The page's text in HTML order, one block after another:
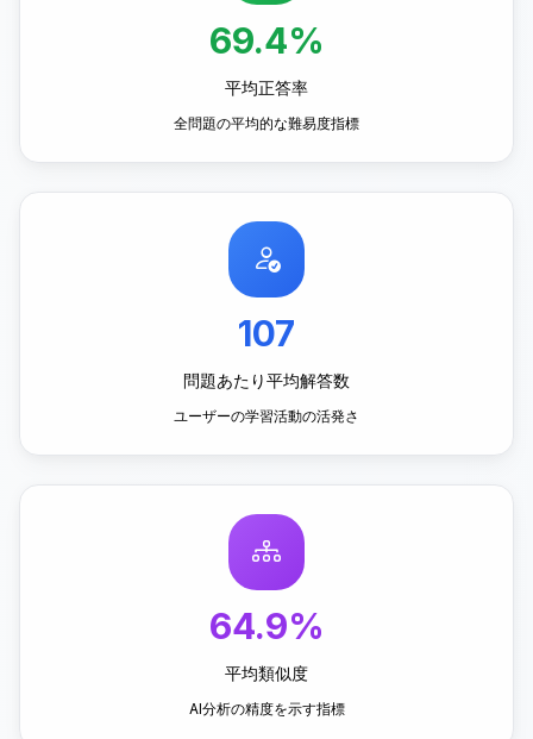
69.4%
平均正答率
全問題の平均的な難易度指標
107
問題あたり平均解答数
ユーザーの学習活動の活発さ
64.9%
平均類似度
AI分析の精度を示す指標